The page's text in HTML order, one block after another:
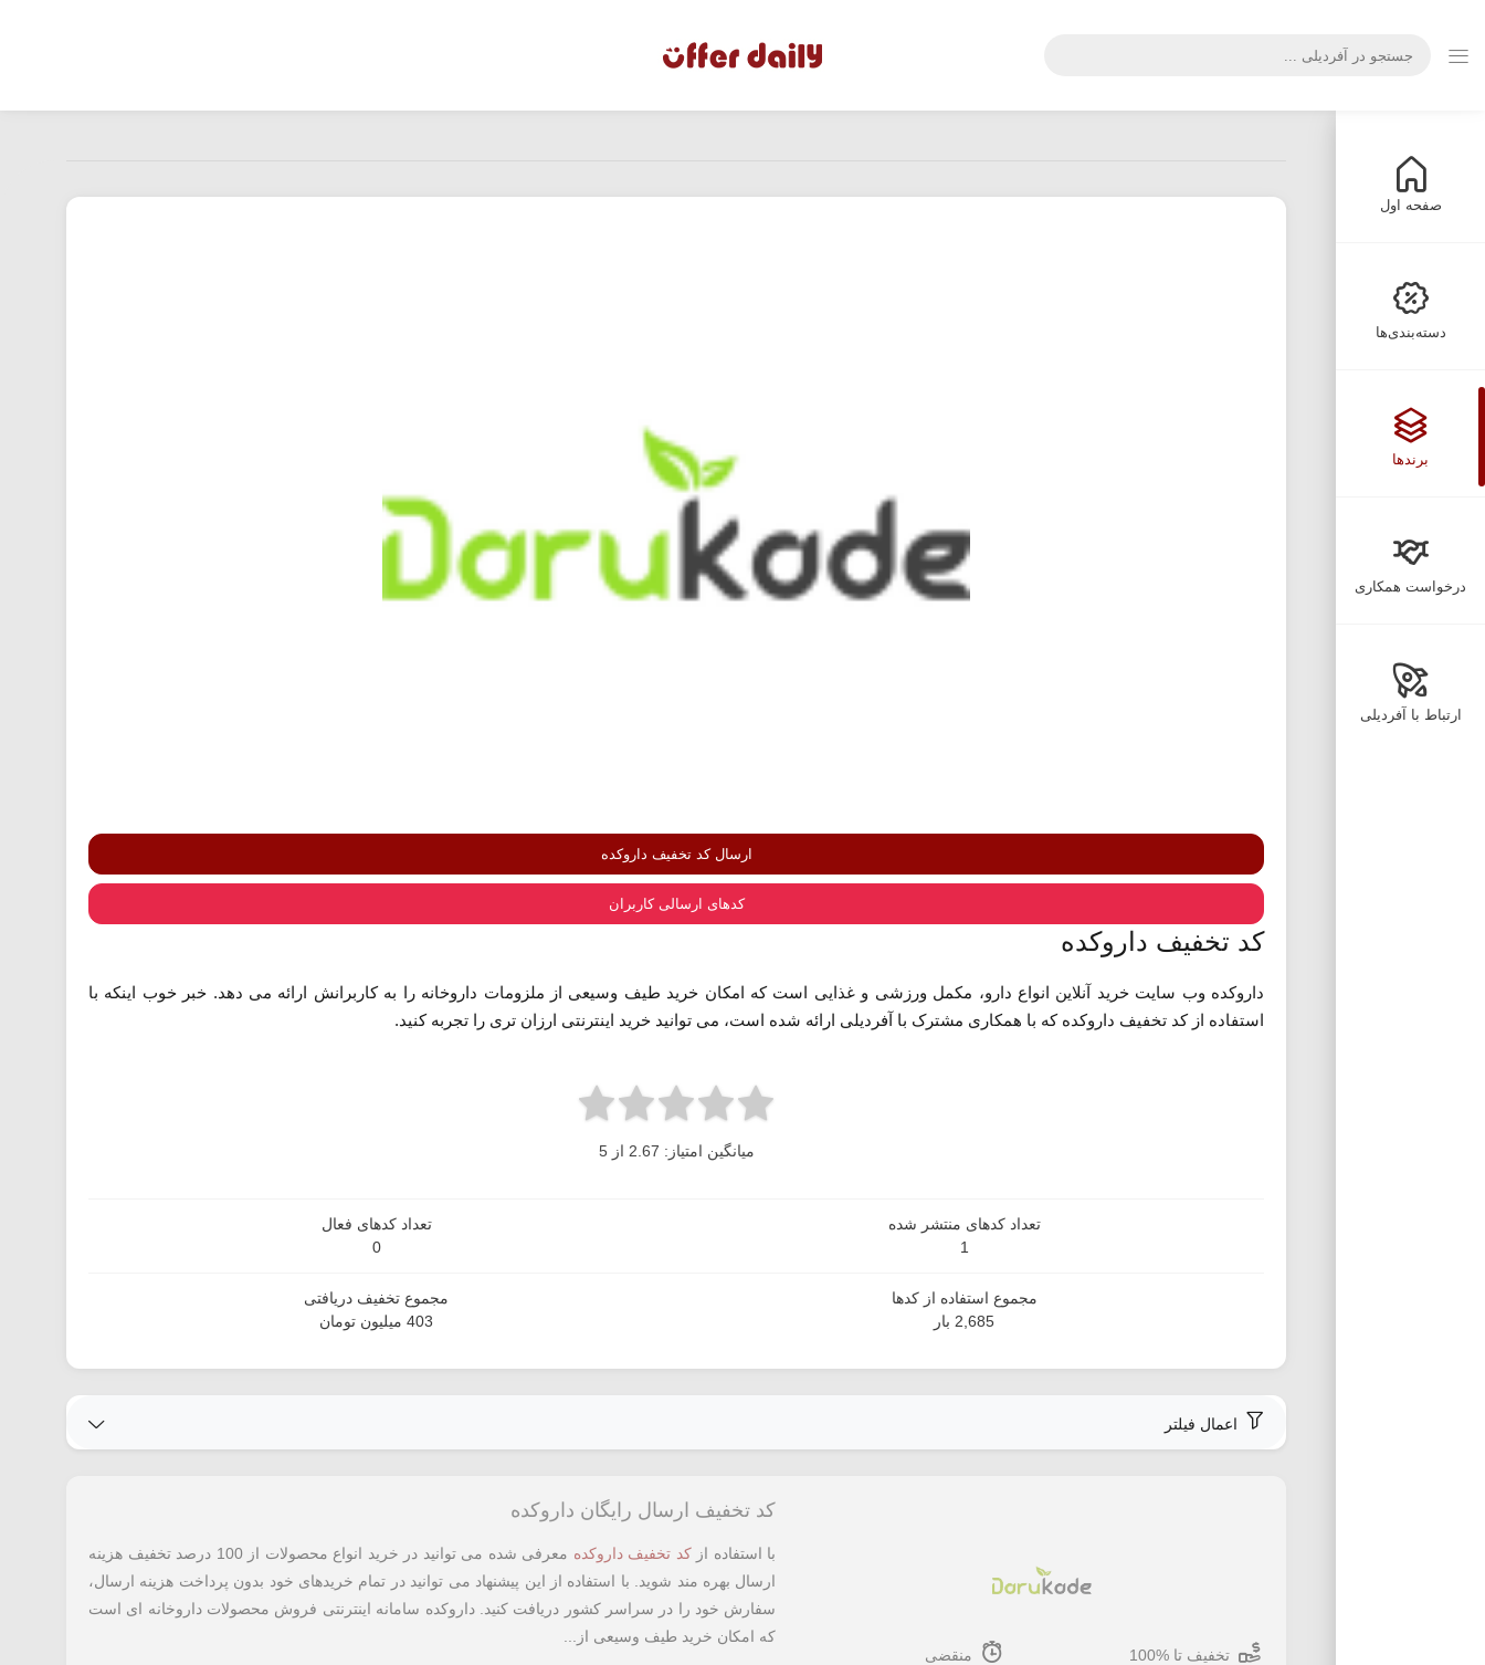
صفحه اول
دسته‌بندی‌ها
برندها
درخواست همکاری
ارتباط با آفردیلی
ارسال کد تخفیف داروکده
کدهای ارسالی کاربران
کد تخفیف داروکده
داروکده وب سایت خرید آنلاین انواع دارو، مکمل ورزشی و غذایی است که امکان خرید طیف وسیعی از ملزومات داروخانه را به کاربرانش ارائه می دهد. خبر خوب اینکه با
استفاده از کد تخفیف داروکده که با همکاری مشترک با آفردیلی ارائه شده است، می توانید خرید اینترنتی ارزان تری را تجربه کنید.
میانگین امتیاز: 2.67 از 5
تعداد کدهای منتشر شده
1
تعداد کدهای فعال
0
مجموع استفاده از کدها
2,685 بار
مجموع تخفیف دریافتی
403 میلیون تومان
اعمال فیلتر
تخفیف تا %100
منقضی
کد تخفیف ارسال رایگان داروکده
با استفاده ازکد تخفیف داروکده
معرفی شده می توانید در خرید انواع محصولات از 100 درصد تخفیف هزینه
ارسال بهره مند شوید. با استفاده از این پیشنهاد می توانید در تمام خریدهای خود بدون پرداخت هزینه ارسال،
سفارش خود را در سراسر کشور دریافت کنید. داروکده سامانه اینترنتی فروش محصولات داروخانه ای است
که امکان خرید طیف وسیعی از...